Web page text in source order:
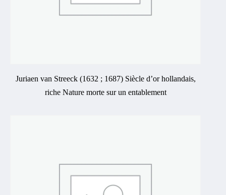
Juriaen van Streeck (1632 ; 1687) Siècle d’or hollandais,
riche Nature morte sur un entablement